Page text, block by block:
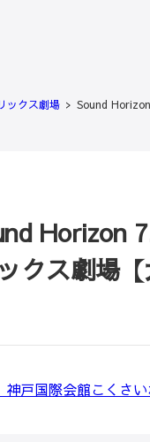
ックス劇場 Sound
Horizon
クス劇場【
戸国際会館こくさい